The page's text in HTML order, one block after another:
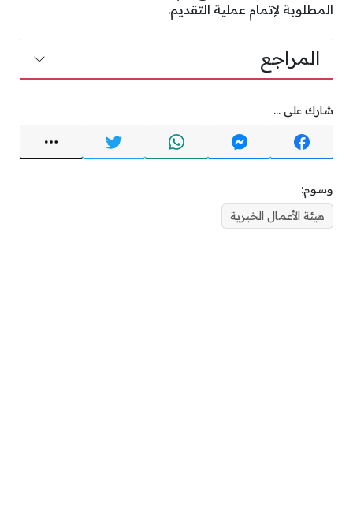
المطلوبة لإتمام عملية التقديم.
المراجع
شارك على ...
وسوم:
هيئة الأعمال الخيرية